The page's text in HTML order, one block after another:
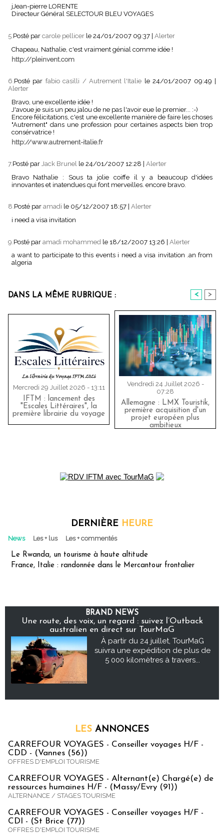
jJean-pierre LORENTE
Directeur Général SELECTOUR BLEU VOYAGES
5. Posté par carole pellicer le 24/01/2007 09:37 Alerter
Chapeau, Nathalie, c'est vraiment génial comme idée !
http://pleinvent.com
6.Posté par fabio casilli / Autrement l'Italie le 24/01/2007 09:49
Alerter
Bravo, une excellente idée !
J'avoue je suis un peu jalou de ne pas l'avoir eue le premier... :-)
Encore félicitations, c'est une excellente manière de faire les choses
"Autrement" dans une profession pour certaines aspects bien trop
consérvatrice !
http://www.autrement-italie.fr
7.Posté par Jack Brunel le 24/01/2007 12:28
Alerter
Bravo Nathalie : Sous ta jolie coiffe il y a beaucoup d'idées
innovantes et inatendues qui font merveilles. encore bravo.
8.Posté par amadi le 05/12/2007 18:57 Alerter
i need a visa invitation
9. Posté par amadi mohammed le 18/12/2007 13:26 | Alerter
a want to participate to this events i need a visa invitation .an from
algeria
DANS LA MÊME RUBRIQUE : < >
Mercredi 29 Juillet 2026 - 13:11
IFTM : lancement des
"Escales Littéraires", la
première librairie du voyage
Vendredi 24 Juillet 2026 -
07:28
Allemagne : LMX Touristik,
première acquisition d'un
projet européen plus
ambitieux
DERNIÈRE HEURE
News Les + lus Les + commentés
Le Rwanda, un tourisme à haute altitude
France, Italie : randonnée dans le Mercantour frontalier
BRAND NEWS
Une route, des voix, un regard : suivez l’Outback
australien en direct sur TourMaG
À partir du 24 juillet, TourMaG
suivra une expédition de plus de
5 000 kilomètres à travers...
LES ANNONCES
CARREFOUR VOYAGES - Conseiller voyages H/F -
CDD - (Vannes (56))
OFFRES D'EMPLOI TOURISME
CARREFOUR VOYAGES - Alternant(e) Chargé(e) de
ressources humaines H/F - (Massy/Evry (91))
ALTERNANCE / STAGES TOURISME
CARREFOUR VOYAGES - Conseiller voyages H/F -
CDI - (St Brice (77))
OFFRES D'EMPLOI TOURISME